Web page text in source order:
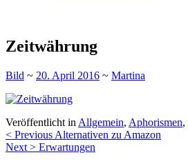
Zeitwährung
Bild ~ 20. April 2016 ~ Martina
Veröffentlicht in Allgemein, Aphorismen,
Beitragsnavigation
< Previous Alternativen zu Amazon
Next > Erwartungen